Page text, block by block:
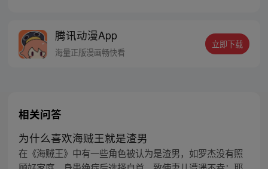
腾讯动漫App
海量正版漫画畅快看
立即下载
相关问答
为什么喜欢海贼王就是渣男
在《海贼王》中有一些角色被认为是渣男，如罗杰没有照